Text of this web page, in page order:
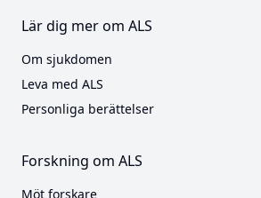
Lär dig mer om ALS
Om sjukdomen
Leva med ALS
Personliga berättelser
Forskning om ALS
Möt forskare